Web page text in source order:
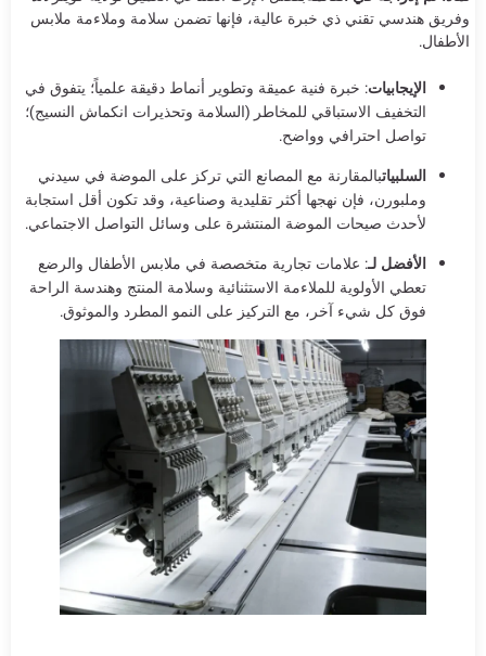
وفريق هندسي تقني ذي خبرة عالية، فإنها تضمن سلامة وملاءمة ملابس
الأطفال.
الإيجابيات: خبرة فنية عميقة وتطوير أنماط دقيقة علمياً؛ يتفوق في
التخفيف الاستباقي للمخاطر (السلامة وتحذيرات انكماش النسيج)؛
تواصل احترافي وواضح.
السلبياتبالمقارنة مع المصانع التي تركز على الموضة في سيدني
وملبورن، فإن نهجها أكثر تقليدية وصناعية، وقد تكون أقل استجابة
لأحدث صيحات الموضة المنتشرة على وسائل التواصل الاجتماعي.
الأفضل لـ: علامات تجارية متخصصة في ملابس الأطفال والرضع
تعطي الأولوية للملاءمة الاستثنائية وسلامة المنتج وهندسة الراحة
فوق كل شيء آخر، مع التركيز على النمو المطرد والموثوق.